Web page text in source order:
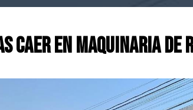
caer en maquinaria de